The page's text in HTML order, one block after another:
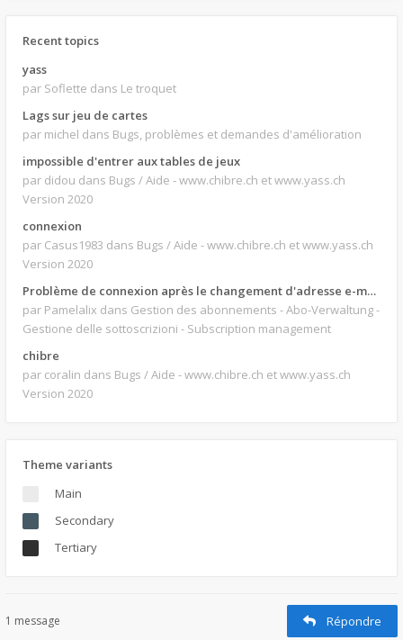
Recent topics
yass
par Soflette dans Le troquet
Lags sur jeu de cartes
par michel dans Bugs, problèmes et demandes d'amélioration
impossible d'entrer aux tables de jeux
par didou dans Bugs / Aide - www.chibre.ch et www.yass.ch
Version 2020
connexion
par Casus1983 dans Bugs / Aide - www.chibre.ch et www.yass.ch
Version 2020
Problème de connexion après le changement d'adresse e-mail.
par Pamelalix dans Gestion des abonnements - Abo-Verwaltung -
Gestione delle sottoscrizioni - Subscription management
chibre
par coralin dans Bugs / Aide - www.chibre.ch et www.yass.ch
Version 2020
Theme variants
Main
Secondary
Tertiary
1 message Répondre